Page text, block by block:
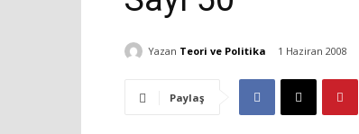
Yazan Teori ve Politika 1 Haziran 2008
Paylaş